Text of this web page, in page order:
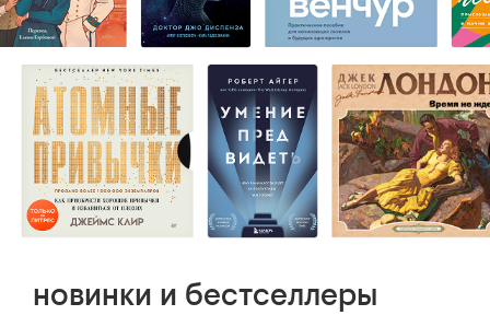
новинки и бестселлеры